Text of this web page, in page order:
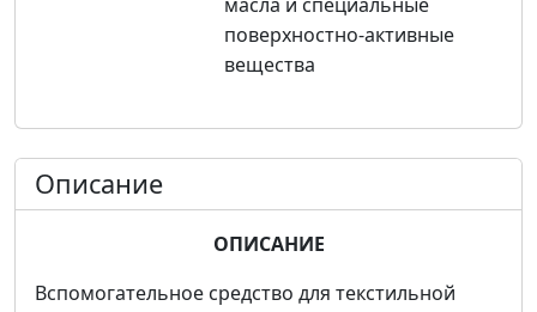
поверхностно-активные
вещества
Описание
ОПИСАНИЕ
Вспомогательное средство для текстильной